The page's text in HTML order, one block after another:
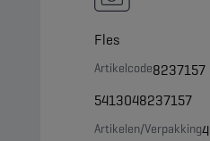
Fles
Artikelcode8237157
5413048237157
Artikelen/Verpakking4